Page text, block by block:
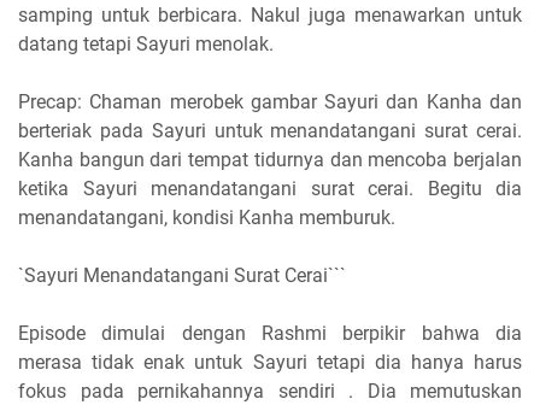
samping untuk berbicara. Nakul juga menawarkan untuk
datang tetapi Sayuri menolak.
Precap: Chaman merobek gambar Sayuri dan Kanha dan
berteriak pada Sayuri untuk menandatangani surat cerai.
Kanha bangun dari tempat tidurnya dan mencoba berjalan
ketika Sayuri menandatangani surat cerai. Begitu dia
menandatangani, kondisi Kanha memburuk.
`Sayuri Menandatangani Surat Cerai```
Episode dimulai dengan Rashmi berpikir bahwa dia
merasa tidak enak untuk Sayuri tetapi dia hanya harus
fokus pada pernikahannya sendiri . Dia memutuskan